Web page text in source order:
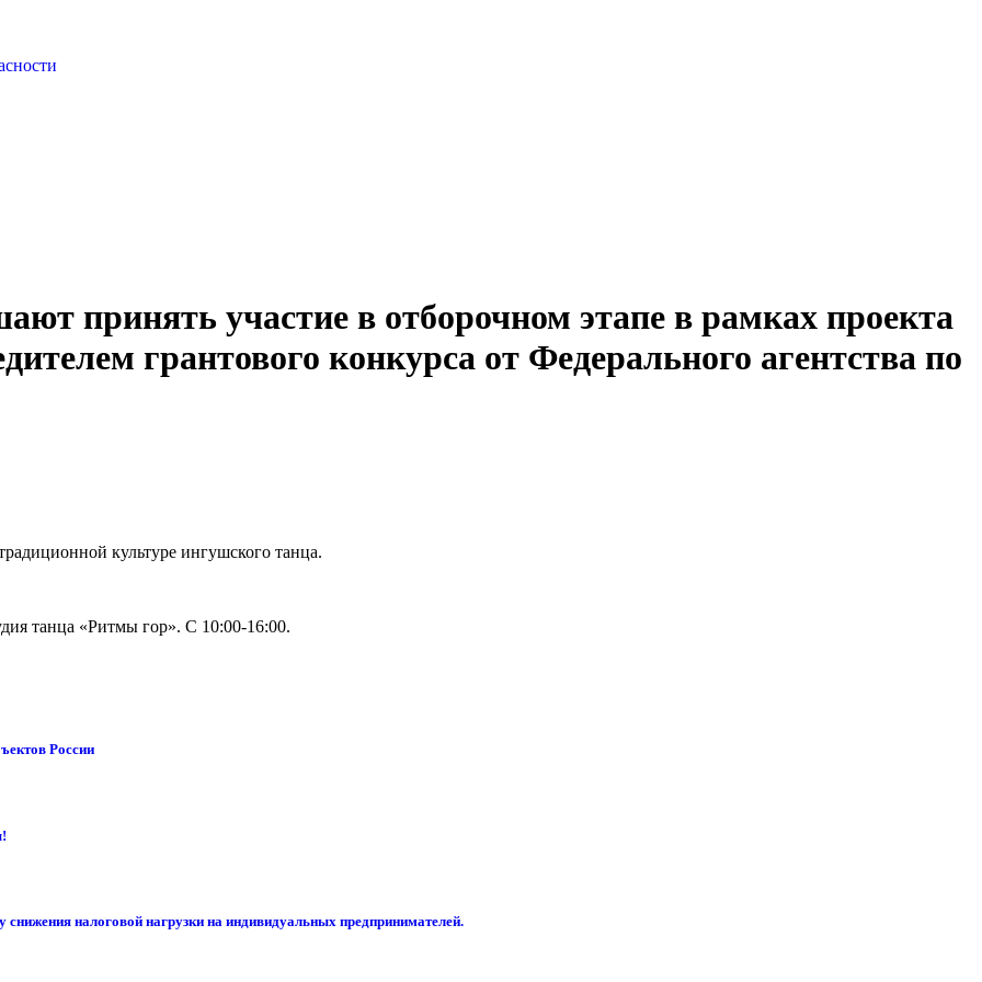
принять участие в отборочном этапе в рамках проекта
грантового конкурса от Федерального агентства по
культуре ингушского танца.
танца «Ритмы гор». С 10:00-16:00.
России
налоговой нагрузки на индивидуальных предпринимателей.